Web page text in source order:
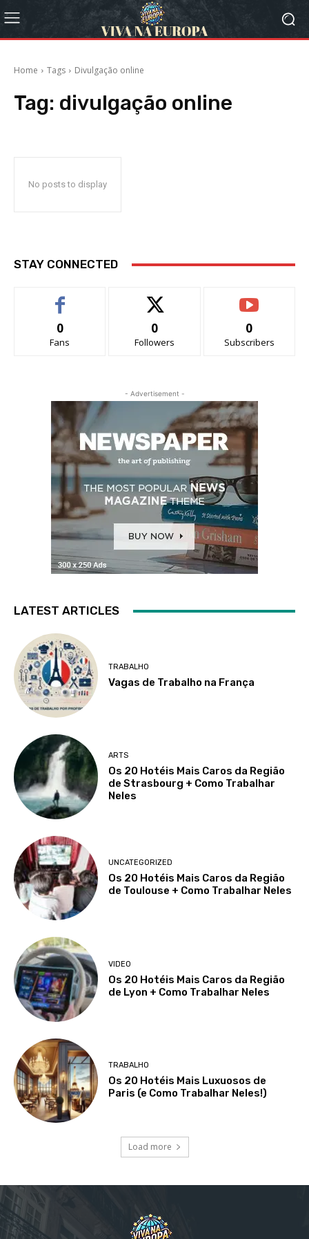
Home Tags Divulgação online
Tag: divulgação online
No posts to display
STAY CONNECTED
0
Fans
0
Followers
0
Subscribers
- Advertisement -
LATEST ARTICLES
TRABALHO
Vagas de Trabalho na França
ARTS
Os 20 Hotéis Mais Caros da Região
de Strasbourg + Como Trabalhar
Neles
UNCATEGORIZED
Os 20 Hotéis Mais Caros da Região
de Toulouse + Como Trabalhar Neles
VIDEO
Os 20 Hotéis Mais Caros da Região
de Lyon + Como Trabalhar Neles
TRABALHO
Os 20 Hotéis Mais Luxuosos de
Paris (e Como Trabalhar Neles!)
Load more